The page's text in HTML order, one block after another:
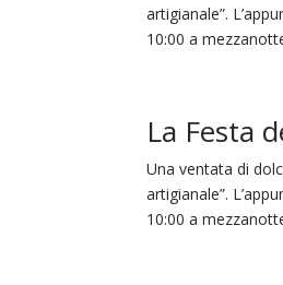
artigianale”.
10:00 a
La Festa
Una ventata di
artigianale”.
10:00 a